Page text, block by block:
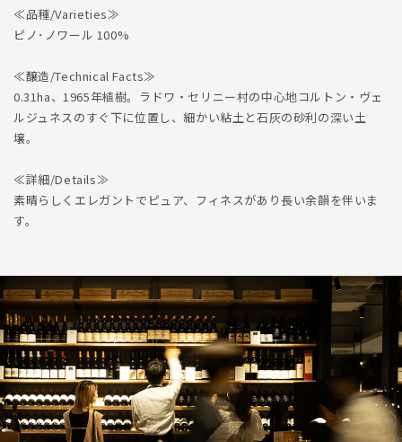
す
≪品種/Varieties≫
ピノ･ノワール 100%
≪醸造/Technical Facts≫
0.31ha、1965年植樹。ラドワ・セリニー村の中心地コルトン・ヴェ
ルジュネスのすぐ下に位置し、細かい粘土と石灰の砂利の深い土
壌。
≪詳細/Details≫
素晴らしくエレガントでピュア、フィネスがあり長い余韻を伴いま
す。